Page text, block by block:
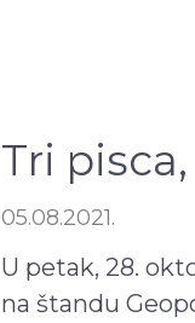
Tri
05.08.2021.
U petak, 28.
na štandu